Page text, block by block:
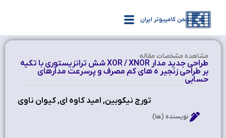
انجمن کامپیوتر ایران
مشاهده‌ مشخصات مقاله
طراحي جديد مدار XOR / XNOR شش ترانزيستوري با تکيه
بر طراحي زنجير ه هاي کم مصرف و پرسرعت مدارهاي
حسابي
تورج نيکوبين, اميد کاوه اي, کيوان ناوي
نویسنده (ها)